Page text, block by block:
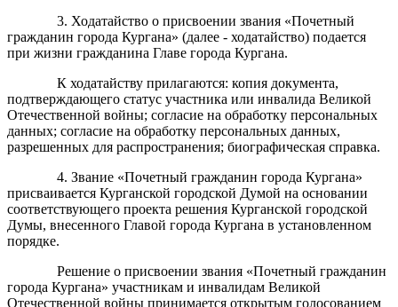
3. Ходатайство о присвоении звания «Почетный
гражданин города Кургана» (далее - ходатайство) подается
при жизни гражданина Главе города Кургана.
К ходатайству прилагаются: копия документа,
подтверждающего статус участника или инвалида Великой
Отечественной войны; согласие на обработку персональных
данных; согласие на обработку персональных данных,
разрешенных для распространения; биографическая справка.
4. Звание «Почетный гражданин города Кургана»
присваивается Курганской городской Думой на основании
соответствующего проекта решения Курганской городской
Думы, внесенного Главой города Кургана в установленном
порядке.
Решение о присвоении звания «Почетный гражданин
города Кургана» участникам и инвалидам Великой
Отечественной войны принимается открытым голосованием